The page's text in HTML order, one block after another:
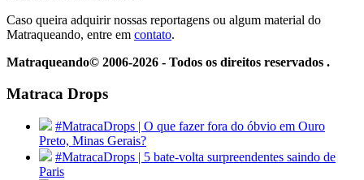
Caso queira adquirir nossas reportagens ou algum material do
Matraqueando, entre em contato.
Matraqueando© 2006-2026 - Todos os direitos reservados .
Matraca Drops
#MatracaDrops | O que fazer fora do óbvio em Ouro
Preto, Minas Gerais?
#MatracaDrops | 5 bate-volta surpreendentes saindo de
Paris